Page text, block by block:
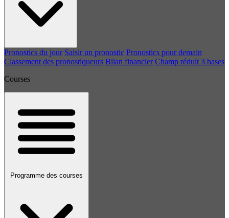
Pronostics du jour Saisir un pronostic Pronostics pour demain
Classement des pronostiqueurs Bilan financier Champ réduit 3 bases
Courses
Programme des courses